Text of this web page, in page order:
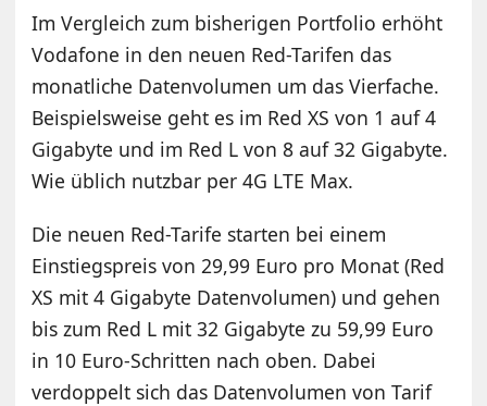
Im Vergleich zum bisherigen Portfolio erhöht
Vodafone in den neuen Red-Tarifen das
monatliche Datenvolumen um das Vierfache.
Beispielsweise geht es im Red XS von 1 auf 4
Gigabyte und im Red L von 8 auf 32 Gigabyte.
Wie üblich nutzbar per 4G LTE Max.
Die neuen Red-Tarife starten bei einem
Einstiegspreis von 29,99 Euro pro Monat (Red
XS mit 4 Gigabyte Datenvolumen) und gehen
bis zum Red L mit 32 Gigabyte zu 59,99 Euro
in 10 Euro-Schritten nach oben. Dabei
verdoppelt sich das Datenvolumen von Tarif